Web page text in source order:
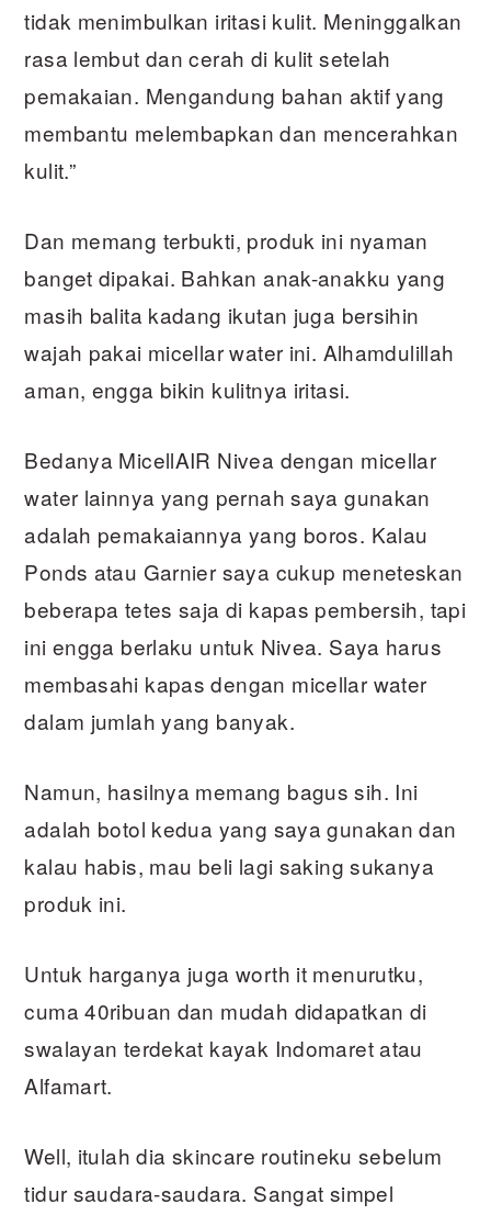
tidak menimbulkan iritasi kulit. Meninggalkan
rasa lembut dan cerah di kulit setelah
pemakaian. Mengandung bahan aktif yang
membantu melembapkan dan mencerahkan
kulit.”
Dan memang terbukti, produk ini nyaman
banget dipakai. Bahkan anak-anakku yang
masih balita kadang ikutan juga bersihin
wajah pakai micellar water ini. Alhamdulillah
aman, engga bikin kulitnya iritasi.
Bedanya MicellAIR Nivea dengan micellar
water lainnya yang pernah saya gunakan
adalah pemakaiannya yang boros. Kalau
Ponds atau Garnier saya cukup meneteskan
beberapa tetes saja di kapas pembersih, tapi
ini engga berlaku untuk Nivea. Saya harus
membasahi kapas dengan micellar water
dalam jumlah yang banyak.
Namun, hasilnya memang bagus sih. Ini
adalah botol kedua yang saya gunakan dan
kalau habis, mau beli lagi saking sukanya
produk ini.
Untuk harganya juga worth it menurutku,
cuma 40ribuan dan mudah didapatkan di
swalayan terdekat kayak Indomaret atau
Alfamart.
Well, itulah dia skincare routineku sebelum
tidur saudara-saudara. Sangat simpel